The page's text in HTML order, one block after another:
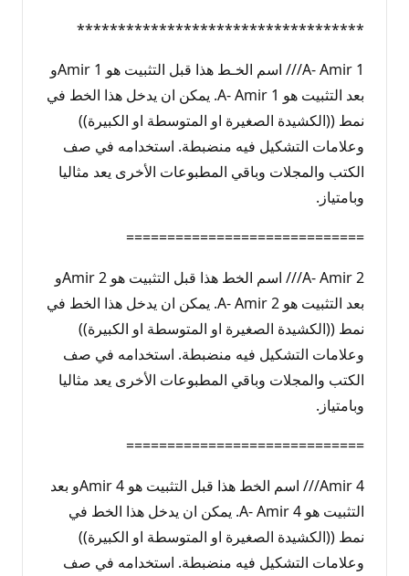
***********************************
A- Amir 1/// اسم الخـط هذا قبل التثبيت هو Amir 1و
بعد التثبيت هو A- Amir 1. يمكن ان يدخل هذا الخط في
نمط ((الكشيدة الصغيرة او المتوسطة او الكبيرة))
وعلامات التشكيل فيه منضبطة. استخدامه في صف
الكتب والمجلات وباقي المطبوعات الأخرى يعد مثاليا
وبامتياز.
=============================
A- Amir 2/// اسم الخط هذا قبل التثبيت هو Amir 2و
بعد التثبيت هو A- Amir 2. يمكن ان يدخل هذا الخط في
نمط ((الكشيدة الصغيرة او المتوسطة او الكبيرة))
وعلامات التشكيل فيه منضبطة. استخدامه في صف
الكتب والمجلات وباقي المطبوعات الأخرى يعد مثاليا
وبامتياز.
=============================
Amir 4/// اسم الخط هذا قبل التثبيت هو Amir 4و بعد
التثبيت هو A- Amir 4. يمكن ان يدخل هذا الخط في
نمط ((الكشيدة الصغيرة او المتوسطة او الكبيرة))
وعلامات التشكيل فيه منضبطة. استخدامه في صف